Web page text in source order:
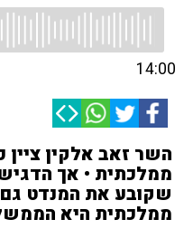
14:00
השר זאב אלקין ציין
ממלכתית • אך
שקובע את המנדט
ממלכתית היא